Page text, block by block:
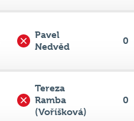
Pavel
Nedvěd
0
Tereza
Ramba
(Voříšková)
0